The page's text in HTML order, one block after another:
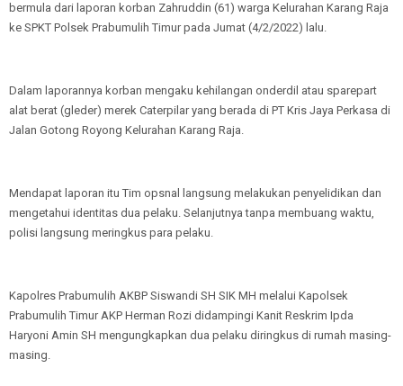
bermula dari laporan korban Zahruddin (61) warga Kelurahan Karang Raja
ke SPKT Polsek Prabumulih Timur pada Jumat (4/2/2022) lalu.
Dalam laporannya korban mengaku kehilangan onderdil atau sparepart
alat berat (gleder) merek Caterpilar yang berada di PT Kris Jaya Perkasa di
Jalan Gotong Royong Kelurahan Karang Raja.
Mendapat laporan itu Tim opsnal langsung melakukan penyelidikan dan
mengetahui identitas dua pelaku. Selanjutnya tanpa membuang waktu,
polisi langsung meringkus para pelaku.
Kapolres Prabumulih AKBP Siswandi SH SIK MH melalui Kapolsek
Prabumulih Timur AKP Herman Rozi didampingi Kanit Reskrim Ipda
Haryoni Amin SH mengungkapkan dua pelaku diringkus di rumah masing-
masing.